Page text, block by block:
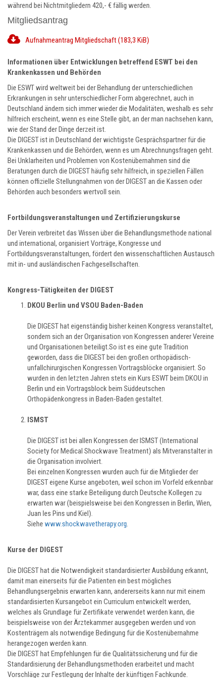
während bei Nichtmitgliedern 420,- € fällig werden.
Mitgliedsantrag
Aufnahmeantrag Mitgliedschaft(183,3 KiB)
Informationen über Entwicklungen betreffend ESWT bei den
Krankenkassen und Behörden
Die ESWT wird weltweit bei der Behandlung der unterschiedlichen
Erkrankungen in sehr unterschiedlicher Form abgerechnet, auch in
Deutschland ändern sich immer wieder die Modalitäten, weshalb es sehr
hilfreich erscheint, wenn es eine Stelle gibt, an der man nachsehen kann,
wie der Stand der Dinge derzeit ist.
Die DIGEST ist in Deutschland der wichtigste Gesprächspartner für die
Krankenkassen und die Behörden, wenn es um Abrechnungsfragen geht.
Bei Unklarheiten und Problemen von Kostenübernahmen sind die
Beratungen durch die DIGEST häufig sehr hilfreich, in speziellen Fällen
können offizielle Stellungnahmen von der DIGEST an die Kassen oder
Behörden auch besonders wertvoll sein.
Fortbildungsveranstaltungen und Zertifizierungskurse
Der Verein verbreitet das Wissen über die Behandlungsmethode national
und international, organisiert Vorträge, Kongresse und
Fortbildungsveranstaltungen, fördert den wissenschaftlichen Austausch
mit in- und ausländischen Fachgesellschaften.
Kongress-Tätigkeiten der DIGEST
DKOU Berlin und VSOU Baden-Baden
Die DIGEST hat eigenständig bisher keinen Kongress veranstaltet,
sondern sich an der Organisation von Kongressen anderer Vereine
und Organisationen beteiligt.So ist es eine gute Tradition
geworden, dass die DIGEST bei den großen orthopädisch-
unfallchirurgischen Kongressen Vortragsblöcke organisiert. So
wurden in den letzten Jahren stets ein Kurs ESWT beim DKOU in
Berlin und ein Vortragsblock beim Süddeutschen
Orthopädenkongress in Baden-Baden gestaltet.
ISMST
Die DIGEST ist bei allen Kongressen der ISMST (International
Society for Medical Shockwave Treatment) als Mitveranstalter in
die Organisation involviert.
Bei einzelnen Kongressen wurden auch für die Mitglieder der
DIGEST eigene Kurse angeboten, weil schon im Vorfeld erkennbar
war, dass eine starke Beteiligung durch Deutsche Kollegen zu
erwarten war (beispielsweise bei den Kongressen in Berlin, Wien,
Juan les Pins und Kiel).
Siehe www.shockwavetherapy.org.
Kurse der DIGEST
Die DIGEST hat die Notwendigkeit standardisierter Ausbildung erkannt,
damit man einerseits für die Patienten ein best mögliches
Behandlungsergebnis erwarten kann, andererseits kann nur mit einem
standardisierten Kursangebot ein Curriculum entwickelt werden,
welches als Grundlage für Zertifikate verwendet werden kann, die
beispielsweise von der Ärztekammer ausgegeben werden und von
Kostenträgern als notwendige Bedingung für die Kostenübernahme
herangezogen werden kann.
Die DIGEST hat Empfehlungen für die Qualitätssicherung und für die
Standardisierung der Behandlungsmethoden erarbeitet und macht
Vorschläge zur Festlegung der Inhalte der künftigen Fachkunde.